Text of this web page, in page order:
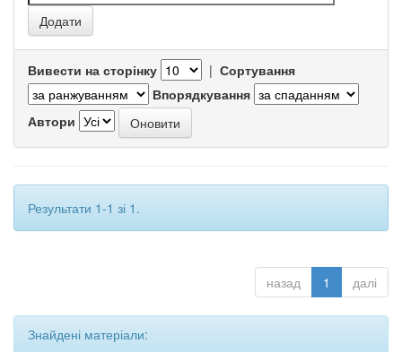
Вивести на сторінку | Сортування
Впорядкування
Автори
Результати 1-1 зі 1.
назад 1 далі
Знайдені матеріали: